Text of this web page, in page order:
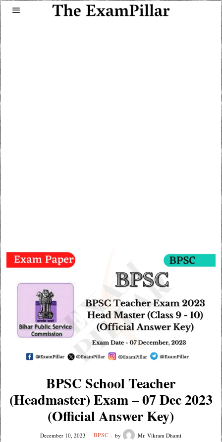
BPSC School Teacher
(Headmaster) Exam – 07 Dec 2023
(Official Answer Key)
December 10, 2023 BPSC by Mr. Vikram Dhami